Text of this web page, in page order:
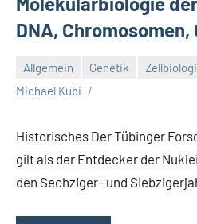
DNA, Chromosomen,
Allgemein Genetik
Michael Kubi
Historisches Der Tübinger
gilt als der Entdecker der
den Sechziger- und